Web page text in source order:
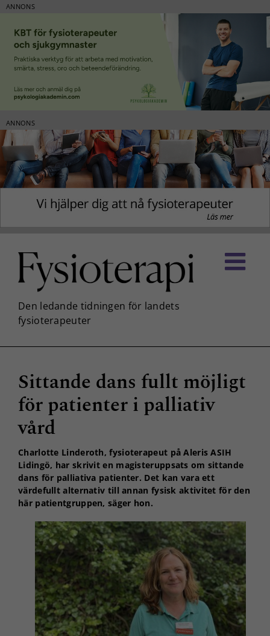
ANNONS
ANNONS
innehållet
Sittande dans fullt möjligt
för patienter i palliativ
vård
Charlotte Linderoth, fysioterapeut på Aleris ASIH
Lidingö, har skrivit en magisteruppsats om sittande
dans för palliativa patienter. Det kan vara ett
värdefullt alternativ till annan fysisk aktivitet för den
här patientgruppen, säger hon.